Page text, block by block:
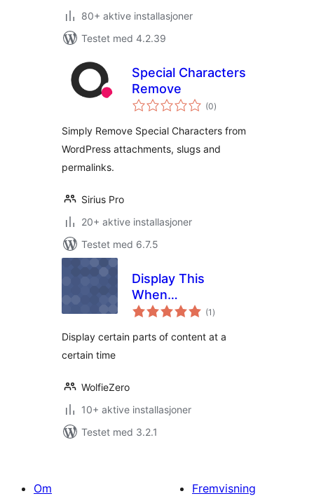
80+ aktive installasjoner
Testet med 4.2.39
Special Characters
Remove
(0totale
vurderinger
)
Simply Remove Special Characters from
WordPress attachments, slugs and
permalinks.
Sirius Pro
20+ aktive installasjoner
Testet med 6.7.5
Display This
When…
(1 totale
vurderinger
)
Display certain parts of content at a
certain time
WolfieZero
10+ aktive installasjoner
Testet med 3.2.1
Om
Fremvisning